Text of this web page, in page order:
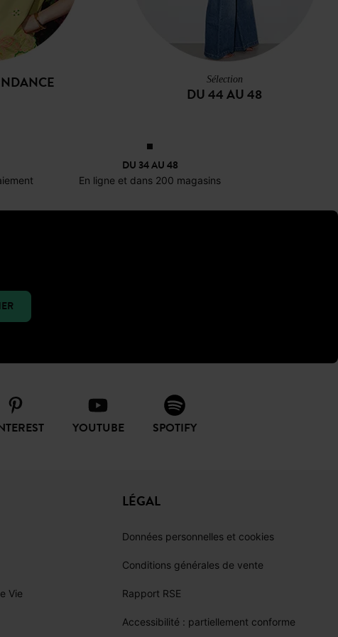
Sélection
DU 44 AU 48
DU 34 AU 48
En ligne et dans 200 magasins
YOUTUBE SPOTIFY
Vie
LÉGAL
Données personnelles et cookies
Conditions générales de vente
Rapport RSE
Accessibilité : partiellement conforme